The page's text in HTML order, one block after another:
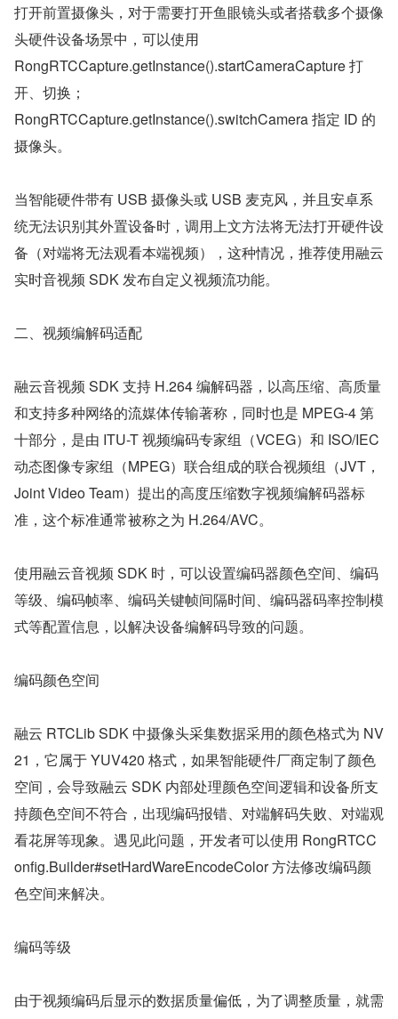
打开前置摄像头，对于需要打开鱼眼镜头或者搭载多个摄像
头硬件设备场景中，可以使用
RongRTCCapture.getInstance().startCameraCapture 打
开、切换；
RongRTCCapture.getInstance().switchCamera 指定 ID 的
摄像头。
当智能硬件带有 USB 摄像头或 USB 麦克风，并且安卓系
统无法识别其外置设备时，调用上文方法将无法打开硬件设
备（对端将无法观看本端视频），这种情况，推荐使用融云
实时音视频 SDK 发布自定义视频流功能。
二、视频编解码适配
融云音视频 SDK 支持 H.264 编解码器，以高压缩、高质量
和支持多种网络的流媒体传输著称，同时也是 MPEG-4 第
十部分，是由 ITU-T 视频编码专家组（VCEG）和 ISO/IEC
动态图像专家组（MPEG）联合组成的联合视频组（JVT，
Joint Video Team）提出的高度压缩数字视频编解码器标
准，这个标准通常被称之为 H.264/AVC。
使用融云音视频 SDK 时，可以设置编码器颜色空间、编码
等级、编码帧率、编码关键帧间隔时间、编码器码率控制模
式等配置信息，以解决设备编解码导致的问题。
编码颜色空间
融云 RTCLib SDK 中摄像头采集数据采用的颜色格式为 NV
21，它属于 YUV420 格式，如果智能硬件厂商定制了颜色
空间，会导致融云 SDK 内部处理颜色空间逻辑和设备所支
持颜色空间不符合，出现编码报错、对端解码失败、对端观
看花屏等现象。遇见此问题，开发者可以使用 RongRTCC
onfig.Builder#setHardWareEncodeColor 方法修改编码颜
色空间来解决。
编码等级
由于视频编码后显示的数据质量偏低，为了调整质量，就需